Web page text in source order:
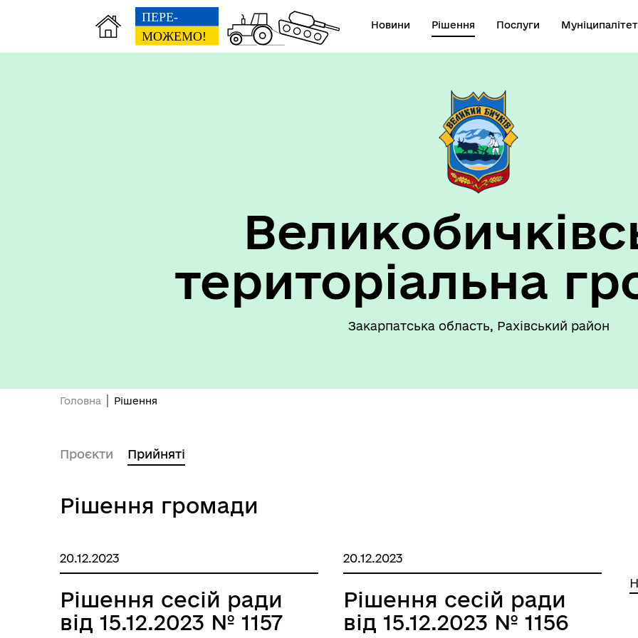
Новини Рішення Послуги Муніципалітет
Герої не вмирають
установ Великобичківської ТГ
територіальна
Закарпатська область, Рахівський район
Головна Рішення
Проєкти Прийняті
Рішення громади
20.12.2023
Рішення сесій ради
від 15.12.2023 № 1157
20.12.2023
Рішення сесій ради
від 15.12.2023 № 1156